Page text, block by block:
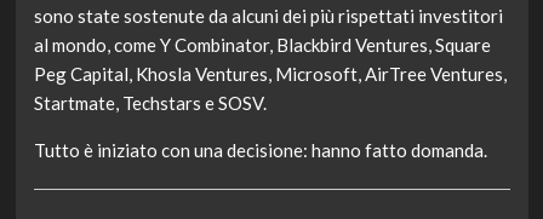
sono state sostenute da alcuni dei più rispettati investitori
al mondo, come Y Combinator, Blackbird Ventures, Square
Peg Capital, Khosla Ventures, Microsoft, AirTree Ventures,
Startmate, Techstars e SOSV.
Tutto è iniziato con una decisione: hanno fatto domanda.